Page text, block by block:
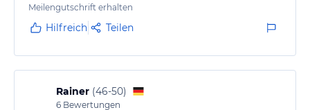
freundliches Personal. Sehr sauber und gepflegt.
Insgesamt ein sehr gute Wahl mit gutem Preis-
Meilengutschrift erhalten
Hilfreich Teilen
Rainer (46-50)
6 Bewertungen